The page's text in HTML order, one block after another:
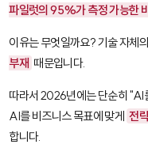
파일럿의 95%가 측정 가능한
이유는 무엇일까요? 기술 자체
부재 때문입니다.
따라서 2026년에는 단순히 "AI
AI를 비즈니스 목표에 맞게 전
합니다.